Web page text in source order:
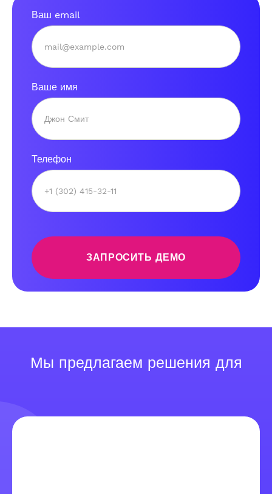
Ваш email
Ваше имя
Телефон
Мы предлагаем решения для